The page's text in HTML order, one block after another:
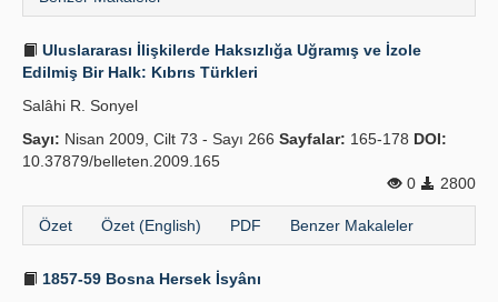
Uluslararası İlişkilerde Haksızlığa Uğramış ve İzole
Edilmiş Bir Halk: Kıbrıs Türkleri
Salâhi R. Sonyel
Sayı: Nisan 2009, Cilt 73 - Sayı 266 Sayfalar: 165-178 DOI:
10.37879/belleten.2009.165
0
2800
Özet Özet (English) PDF Benzer Makaleler
1857-59 Bosna Hersek İsyânı